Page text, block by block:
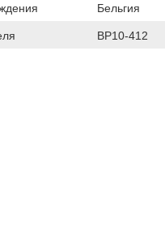
Бельгия
BP10-412